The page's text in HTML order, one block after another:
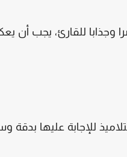
وجذابا للقارئ، يجب
للإجابة عليها بدقة